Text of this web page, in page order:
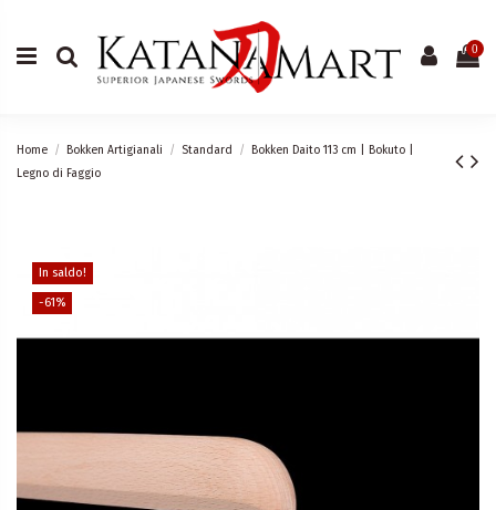
0
Home Bokken Artigianali Standard
Bokken Daito 113 cm | Bokuto |
Legno di Faggio
In saldo!
-61%